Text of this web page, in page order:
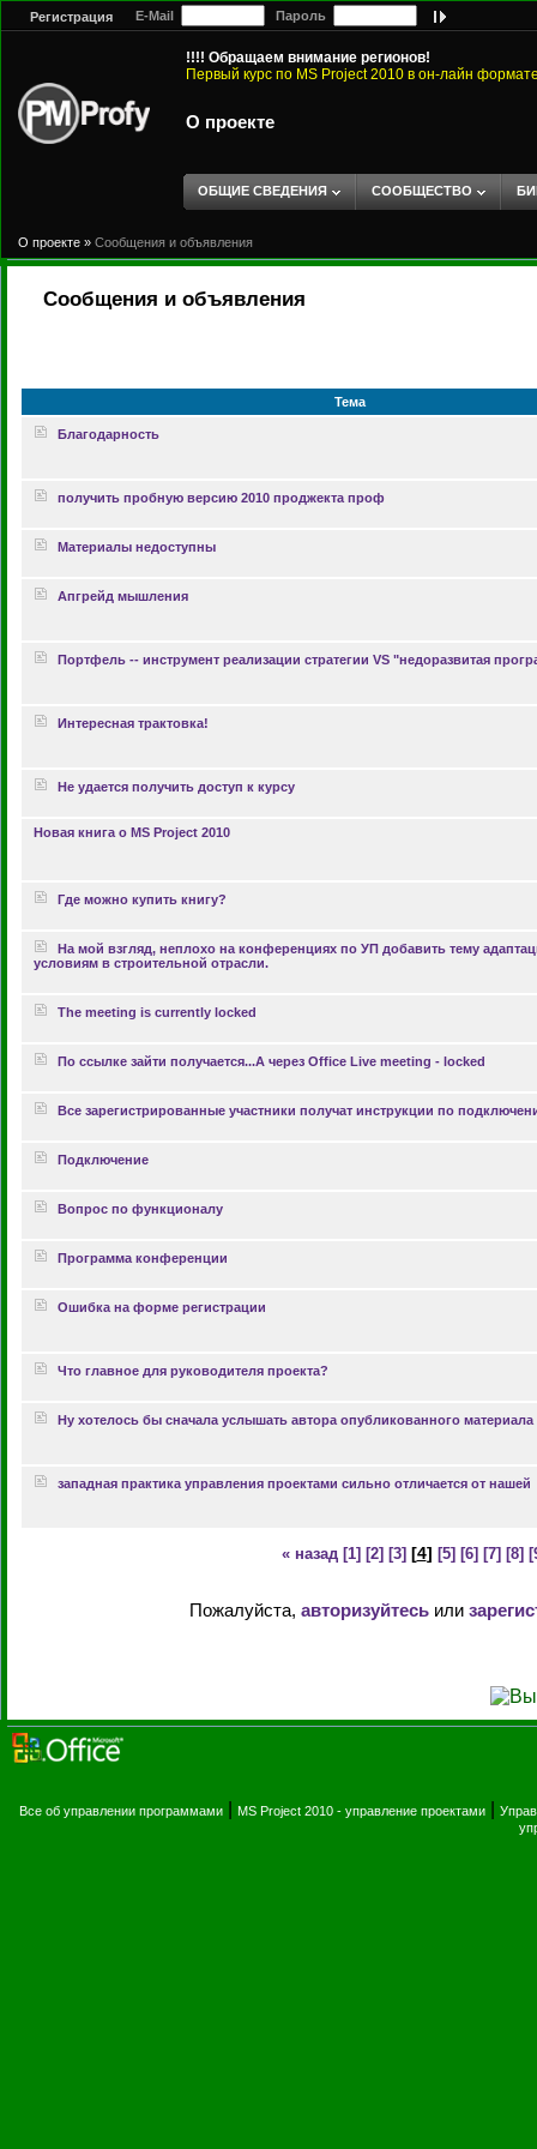
Регистрация E-Mail Пароль
!!!! Обращаем внимание регионов!
Первый курс по MS Project 2010 в он-лайн
О проекте
ОБЩИЕ СВЕДЕНИЯ СООБЩЕСТВО
О проекте » Сообщения и объявления
Сообщения и объявления
Тема
Благодарность
получить пробную версию 2010 проджекта проф
Материалы недоступны
Апгрейд мышления
Портфель -- инструмент реализации стратегии VS "недоразвитая
Интересная трактовка!
Не удается получить доступ к курсу
Новая книга о MS Project 2010
Где можно купить книгу?
На мой взгляд, неплохо на конференциях по УП добавить тему
условиям в строительной отрасли.
The meeting is currently locked
По ссылке зайти получается...А через Office Live meeting - locked
Все зарегистрированные участники получат инструкции по
Подключение
Вопрос по функционалу
Программа конференции
Ошибка на форме регистрации
Что главное для руководителя проекта?
Ну хотелось бы сначала услышать автора опубликованного материала
западная практика управления проектами сильно отличается от нашей
« назад [1] [2] [3] [4] [5] [6] [7] [8]
Пожалуйста, авторизуйтесьили
Все об управлении программами MS Project 2010 - управление проектами